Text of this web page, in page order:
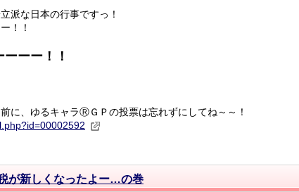
派な日本の行事ですっ！
！！
ーー！！
に、ゆるキャラⓇＧＰの投票は忘れずにしてね～～！
が新しくなったよー…の巻